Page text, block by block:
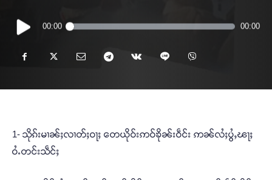
Audio
Player
00:00 00:00
1- သိုၵ်းမၢၼ်ႈလၢတ်ႈဝႃႈ တေယိုဝ်းဢဝ်ၶိုၼ်းဝဵင်း ဢၼ်လႆႈပွႆႇၽႃႈ
ဝႆႉတင်းသဵင်ႈ